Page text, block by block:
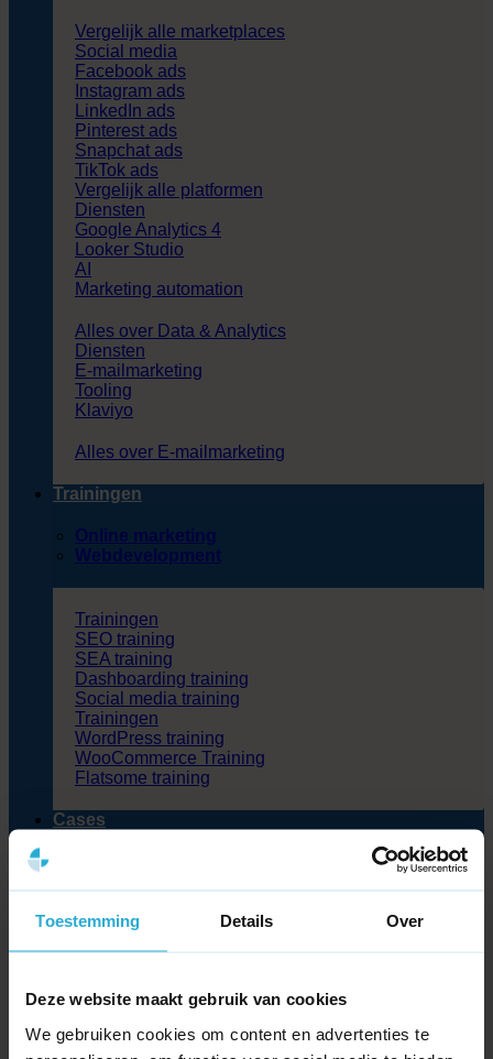
Toestemming Details Over
Deze website maakt gebruik van cookies
We gebruiken cookies om content en advertenties te
Vergelijk alle marketplaces
Social media
Facebook ads
Instagram ads
LinkedIn ads
Pinterest ads
Snapchat ads
TikTok ads
Vergelijk alle platformen
Diensten
Google Analytics 4
Looker Studio
AI
Marketing automation
Alles over Data & Analytics
Diensten
E-mailmarketing
Tooling
Klaviyo
Alles over E-mailmarketing
Trainingen
Online marketing
Webdevelopment
Trainingen
SEO training
SEA training
Dashboarding training
Social media training
Trainingen
WordPress training
WooCommerce Training
Flatsome training
Cases
naar:
Kennisbank